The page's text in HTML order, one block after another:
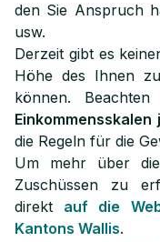
den Sie Anspruch
usw.
Derzeit gibt es
Höhe des Ihnen
können.
die Regeln für die
Um mehr über
Zuschüssen zu
direkt auf die
Kantons Wallis.